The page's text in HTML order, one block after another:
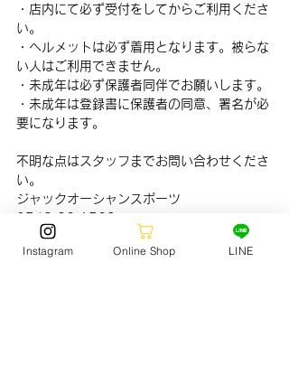
・店内にて必ず受付をしてからご利用くださ
い。
・ヘルメットは必ず着用となります。被らな
い人はご利用できません。
・未成年は必ず保護者同伴でお願いします。
・未成年は登録書に保護者の同意、署名が必
要になります。
不明な点はスタッフまでお問い合わせくださ
い。
ジャックオーシャンスポーツ
Instagram Online Shop LINE